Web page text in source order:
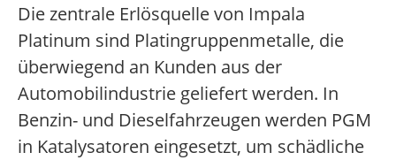
Die zentrale Erlösquelle von Impala
Platinum sind Platingruppenmetalle, die
überwiegend an Kunden aus der
Automobilindustrie geliefert werden. In
Benzin- und Dieselfahrzeugen werden PGM
in Katalysatoren eingesetzt, um schädliche